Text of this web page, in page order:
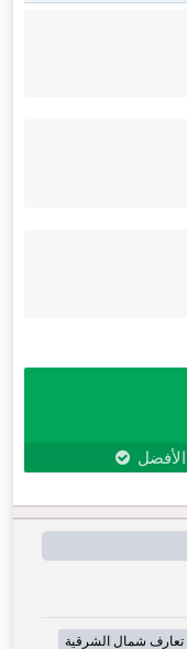
الأفضل
تعارف شمال الشرقية